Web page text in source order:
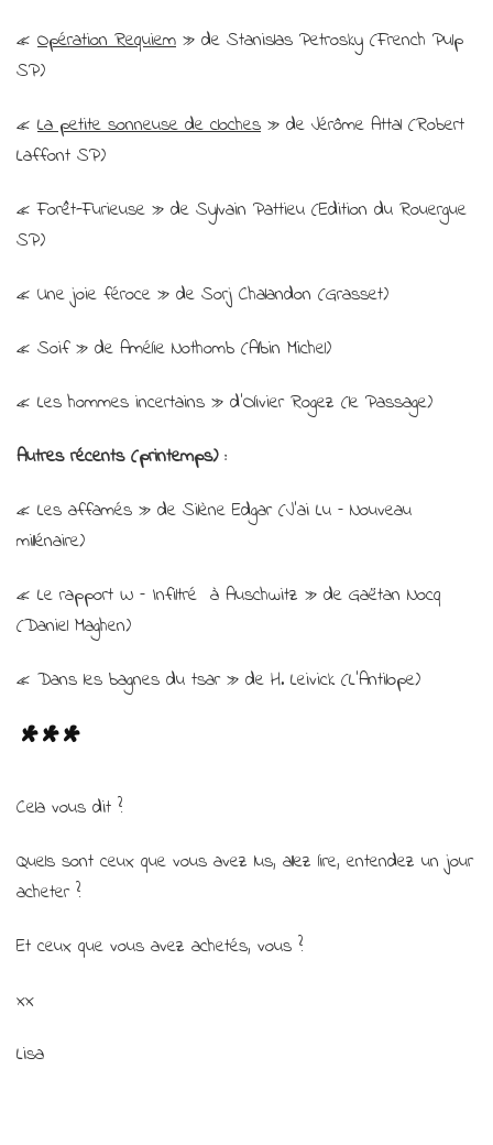
« Opération Requiem » de Stanislas Petrosky (French Pulp
SP)
« La petite sonneuse de cloches » de Jérôme Attal (Robert
Laffont SP)
« Forêt-Furieuse » de Sylvain Pattieu (Edition du Rouergue
SP)
« Une joie féroce » de Sorj Chalandon (Grasset)
« Soif » de Amélie Nothomb (Albin Michel)
« Les hommes incertains » d’Olivier Rogez (le Passage)
Autres récents (printemps) :
« Les affamés » de Silène Edgar (J’ai Lu – Nouveau
millénaire)
« Le rapport W – Infiltré à Auschwitz » de Gaëtan Nocq
(Daniel Maghen)
« Dans les bagnes du tsar » de H. Leivick (L’Antilope)
***
Cela vous dit ?
Quels sont ceux que vous avez lus, allez lire, entendez un jour
acheter ?
Et ceux que vous avez achetés, vous ?
xx
Lisa